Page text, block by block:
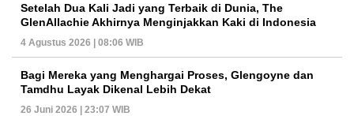
Setelah Dua Kali Jadi yang Terbaik di Dunia, The
GlenAllachie Akhirnya Menginjakkan Kaki di Indonesia
4 Agustus 2026 | 08:06 WIB
Bagi Mereka yang Menghargai Proses, Glengoyne dan
Tamdhu Layak Dikenal Lebih Dekat
26 Juni 2026 | 23:07 WIB